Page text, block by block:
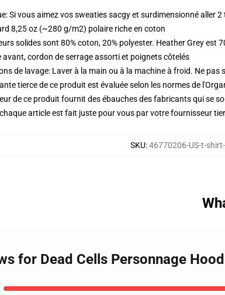
Si vous aimez vos sweaties sacgy et surdimensionné aller 2
8,25 oz (~280 g/m2) polaire riche en coton
solides sont 80% coton, 20% polyester. Heather Grey est
avant, cordon de serrage assorti et poignets côtelés
de lavage: Laver à la main ou à la machine à froid. Ne pas
tierce de ce produit est évaluée selon les normes de
de ce produit fournit des ébauches des fabricants qui se
article est fait juste pour vous par votre fournisseur
SKU:46770206-US-t-
for Dead Cells Personnage